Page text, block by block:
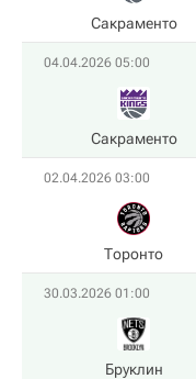
Сакраменто
04.04.2026 05:00
Сакраменто
02.04.2026 03:00
Торонто
30.03.2026 01:00
Бруклин